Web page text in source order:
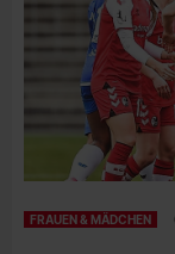
FRAUEN & MÄDCHEN